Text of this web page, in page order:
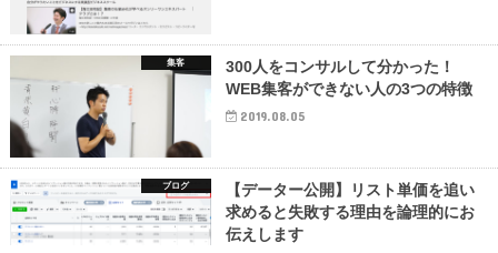
集客
300人をコンサルして分かった！
WEB集客ができない人の3つの特徴
2019.08.05
ブログ
【データー公開】リスト単価を追い
求めると失敗する理由を論理的にお
伝えします